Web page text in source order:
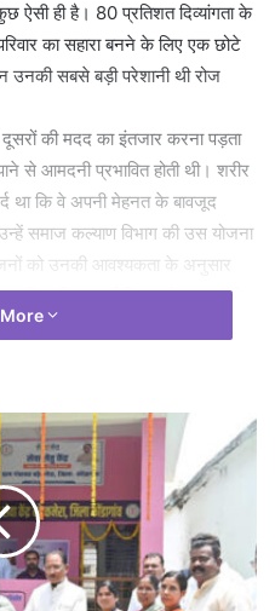
ऐसी ही है। 80 प्रतिशत दिव्यांगता के
का सहारा बनने के लिए एक छोटे
सबसे बड़ी परेशानी थी रोज
की मदद का इंतजार करना पड़ता
से आमदनी प्रभावित होती थी। शरीर
था कि वे अपनी मेहनत के बावजूद
समाज कल्याण विभाग की उस योजना
को उनकी आवश्यकता के अनुसार
की एक नई किरण लेकर उन्होंने
और शिक्षा मंत्री गजेन्द्र यादव ने
प्रदान की। मुख्यमंत्री साय के हाथों
की आंखें खुशी से नम हो उठीं। वर्षों से
थे, उसका समाधान अब उनके सामने
यह सिर्फ एक ट्रायसायकल नहीं,
अब श्री साहू बिना किसी सहारे के